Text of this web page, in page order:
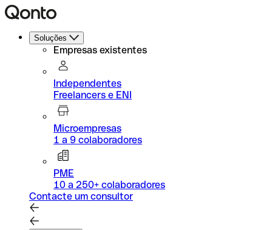
Soluções
Empresas existentes
Independentes
Freelancers e ENI
Microempresas
1 a 9 colaboradores
PME
10 a 250+ colaboradores
Contacte um consultor